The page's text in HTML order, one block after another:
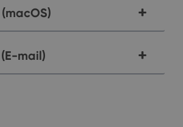
mail)